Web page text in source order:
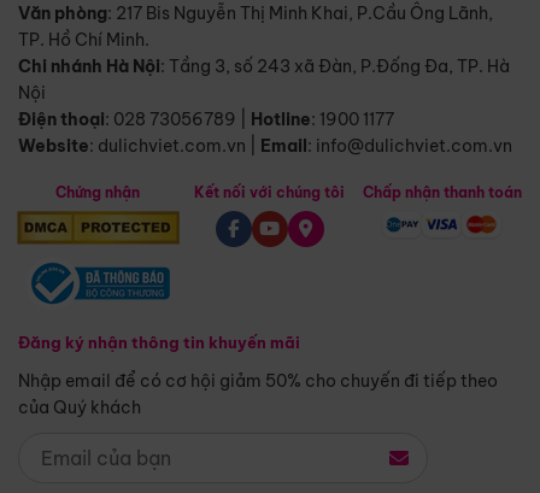
Văn phòng: 217 Bis Nguyễn Thị Minh Khai, P.Cầu Ông Lãnh,
TP. Hồ Chí Minh.
Chi nhánh Hà Nội: Tầng 3, số 243 xã Đàn, P.Đống Đa, TP. Hà
Nội
Điện thoại: 028 73056789 Hotline: 1900 1177
Website: dulichviet.com.vn Email: info@dulichviet.com.vn
Chứng nhận
Đăng ký nhận thông tin khuyến mãi
Nhập email để có cơ hội giảm 50% cho chuyến đi tiếp theo
của Quý khách
Kết nối với chúng tôi Chấp nhận thanh toán